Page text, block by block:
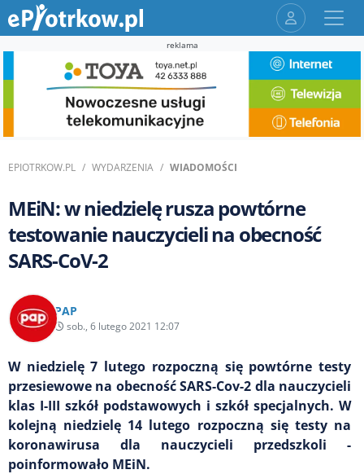
reklama
EPIOTRKOW.PL WYDARZENIA WIADOMOŚCI
MEiN: w niedzielę rusza powtórne
testowanie nauczycieli na obecność
SARS-CoV-2
PAP
sob., 6 lutego 2021 12:07
W niedzielę 7 lutego rozpoczną się powtórne testy
przesiewowe na obecność SARS-Cov-2 dla nauczycieli
klas I-III szkół podstawowych i szkół specjalnych. W
kolejną niedzielę 14 lutego rozpoczną się testy na
koronawirusa dla nauczycieli przedszkoli -
poinformowało MEiN.